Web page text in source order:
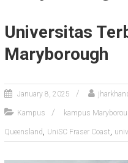
Universitas
Maryborough
January 8, 2025
Kampus kampus
Queensland , UniSC Fraser Coast,